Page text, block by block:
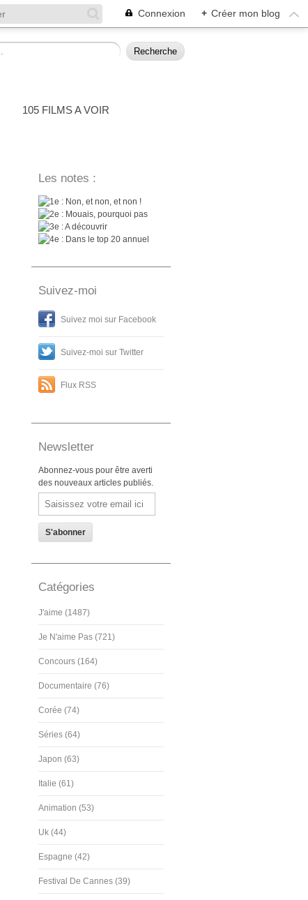
Connexion + Créer mon blog
105 FILMS A VOIR
Les notes :
: Non, et non, et non !
: Mouais, pourquoi pas
: A découvrir
: Dans le top 20 annuel
Suivez-moi
Suivez moi sur Facebook
Suivez-moi sur Twitter
Flux RSS
Newsletter
Abonnez-vous pour être averti
des nouveaux articles publiés.
Email
Catégories
J'aime (1487)
Je N'aime Pas (721)
Concours (164)
Documentaire (76)
Corée (74)
Séries (64)
Japon (63)
Italie (61)
Animation (53)
Uk (44)
Espagne (42)
Festival De Cannes (39)